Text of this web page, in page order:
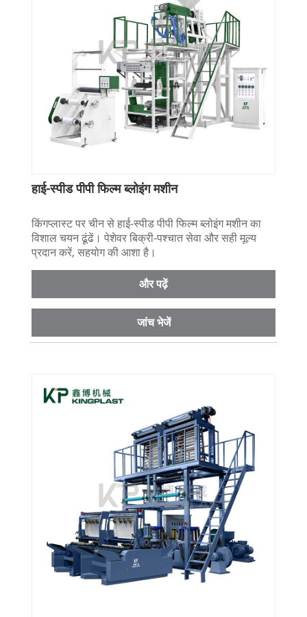
हाई-स्पीड पीपी फिल्म ब्लोइंग मशीन
किंगप्लास्ट पर चीन से हाई-स्पीड पीपी फिल्म ब्लोइंग मशीन का
विशाल चयन ढूंढें। पेशेवर बिक्री-पश्चात सेवा और सही मूल्य
प्रदान करें, सहयोग की आशा है।
और पढ़ें
जांच भेजें